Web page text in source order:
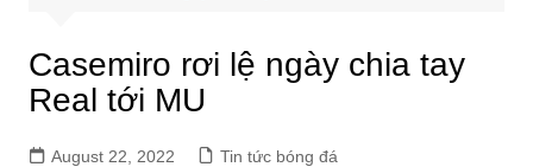
Casemiro rơi lệ ngày chia tay
Real tới MU
August 22, 2022 Tin tức bóng đá